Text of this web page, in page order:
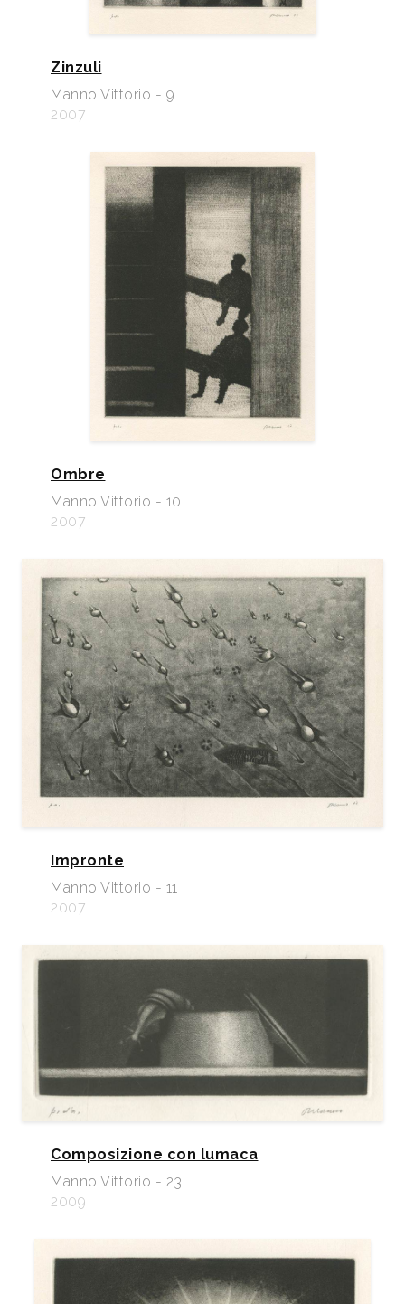
Zinzuli
Manno Vittorio - 9
2007
Ombre
Manno Vittorio - 10
2007
Impronte
Manno Vittorio - 11
2007
Composizione con lumaca
Manno Vittorio - 23
2009